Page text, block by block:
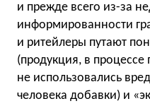
и прежде всего из-за
информированности
и ритейлеры путают
(продукция, в процессе
не использовались
человека добавки) и